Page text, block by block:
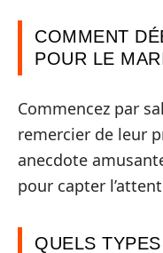
COMMENT
POUR LE
Commencez par
remercier de leur
anecdote
pour capter
QUELS